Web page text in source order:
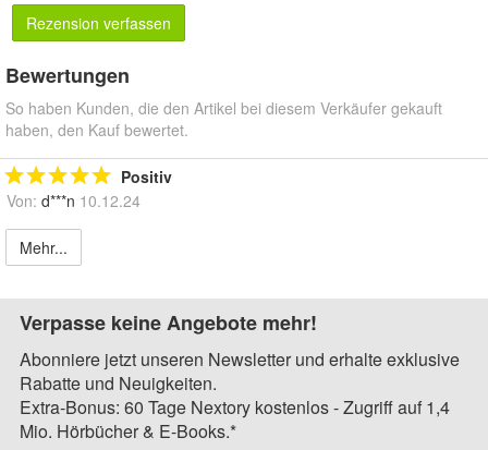
Rezension verfassen
Bewertungen
So haben Kunden, die den Artikel bei diesem Verkäufer gekauft
haben, den Kauf bewertet.
Positiv
Von: d***n 10.12.24
Mehr...
Verpasse keine Angebote mehr!
Abonniere jetzt unseren Newsletter und erhalte exklusive
Rabatte und Neuigkeiten.
Extra-Bonus: 60 Tage Nextory kostenlos - Zugriff auf 1,4
Mio. Hörbücher & E-Books.*